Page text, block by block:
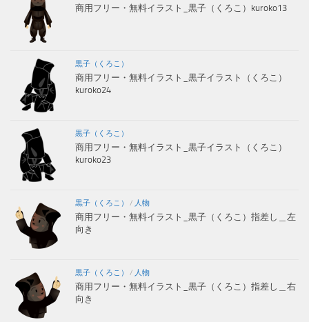
商用フリー・無料イラスト_黒子（くろこ）kuroko13
黒子（くろこ）
商用フリー・無料イラスト_黒子イラスト（くろこ）
kuroko24
黒子（くろこ）
商用フリー・無料イラスト_黒子イラスト（くろこ）
kuroko23
黒子（くろこ） / 人物
商用フリー・無料イラスト_黒子（くろこ）指差し＿左
向き
黒子（くろこ） / 人物
商用フリー・無料イラスト_黒子（くろこ）指差し＿右
向き